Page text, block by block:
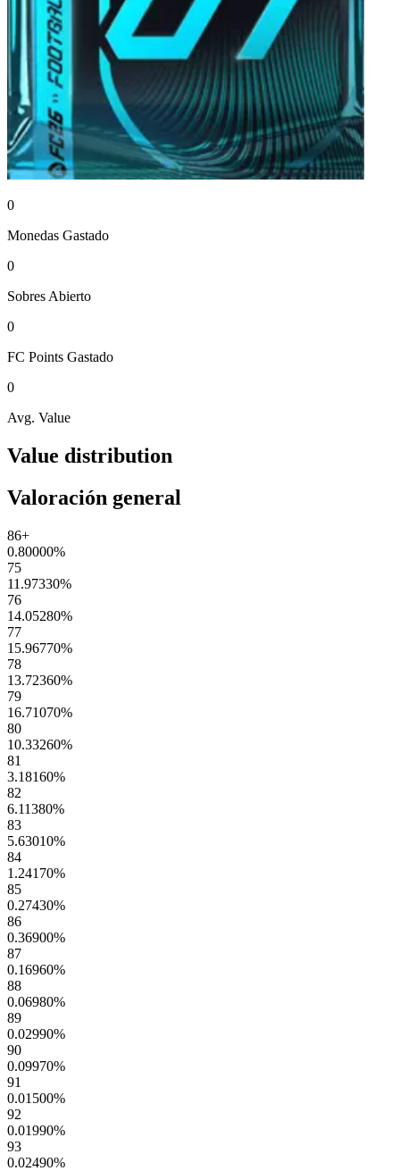
0
Monedas Gastado
0
Sobres Abierto
0
FC Points Gastado
0
Avg. Value
Value distribution
Valoración general
86+
0.80000%
75
11.97330%
76
14.05280%
77
15.96770%
78
13.72360%
79
16.71070%
80
10.33260%
81
3.18160%
82
6.11380%
83
5.63010%
84
1.24170%
85
0.27430%
86
0.36900%
87
0.16960%
88
0.06980%
89
0.02990%
90
0.09970%
91
0.01500%
92
0.01990%
93
0.02490%